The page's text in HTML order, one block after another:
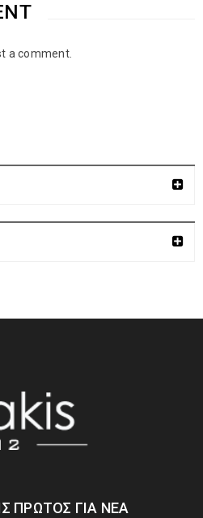
a comment.
ΠΡΏΤΟΣ ΓΙΑ ΝΈΑ